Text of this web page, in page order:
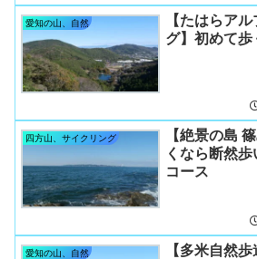
愛知の山、自然
【たはらア
グ】初めて歩
四方山、サイクリング
【絶景の島
くなら断然
コース
愛知の山、自然
【多米自然